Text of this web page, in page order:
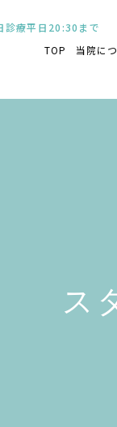
TOP 当院に
ス